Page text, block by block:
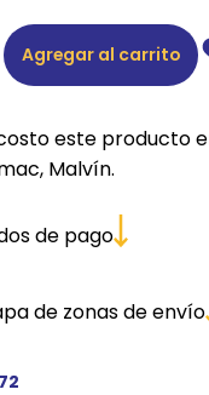
Agregar al carrito
este producto
Malvín.
de pago
de zonas de envío